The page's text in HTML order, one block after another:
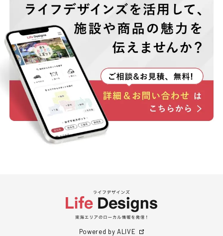
Powered by ALIVE